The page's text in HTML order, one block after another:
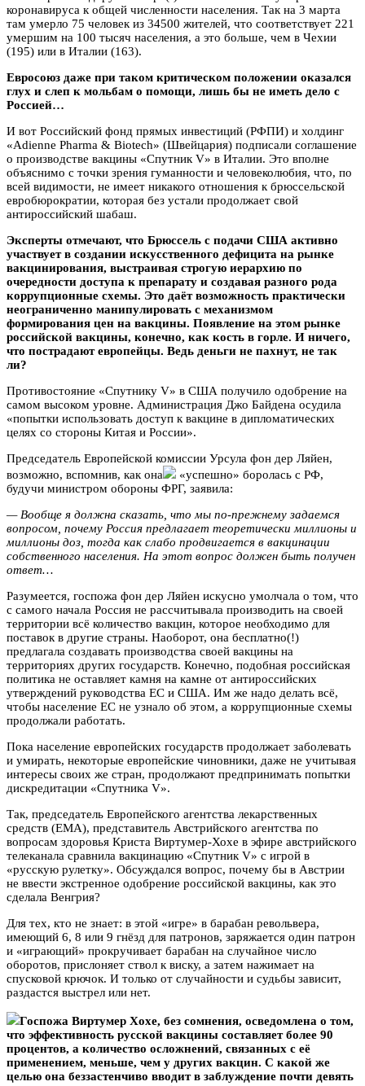
коронавируса к общей численности населения. Так на 3 марта
там умерло 75 человек из 34500 жителей, что соответствует 221
умершим на 100 тысяч населения, а это больше, чем в Чехии
(195) или в Италии (163).
Евросоюз даже при таком критическом положении оказался
глух и слеп к мольбам о помощи, лишь бы не иметь дело с
Россией…
И вот Российский фонд прямых инвестиций (РФПИ) и холдинг
«Adienne Pharma & Biotech» (Швейцария) подписали соглашение
о производстве вакцины «Спутник V» в Италии. Это вполне
объяснимо с точки зрения гуманности и человеколюбия, что, по
всей видимости, не имеет никакого отношения к брюссельской
евробюрократии, которая без устали продолжает свой
антироссийский шабаш.
Эксперты отмечают, что Брюссель с подачи США активно
участвует в создании искусственного дефицита на рынке
вакцинирования, выстраивая строгую иерархию по
очередности доступа к препарату и создавая разного рода
коррупционные схемы. Это даёт возможность практически
неограниченно манипулировать с механизмом
формирования цен на вакцины. Появление на этом рынке
российской вакцины, конечно, как кость в горле. И ничего,
что пострадают европейцы. Ведь деньги не пахнут, не так
ли?
Противостояние «Спутнику V» в США получило одобрение на
самом высоком уровне. Администрация Джо Байдена осудила
«попытки использовать доступ к вакцине в дипломатических
целях со стороны Китая и России».
Председатель Европейской комиссии Урсула фон дер Ляйен,
возможно, вспомнив, как она
«успешно» боролась с РФ,
будучи министром обороны ФРГ, заявила:
— Вообще я должна сказать, что мы по-прежнему задаемся
вопросом, почему Россия предлагает теоретически миллионы и
миллионы доз, тогда как слабо продвигается в вакцинации
собственного населения. На этот вопрос должен быть получен
ответ…
Разумеется, госпожа фон дер Ляйен искусно умолчала о том, что
с самого начала Россия не рассчитывала производить на своей
территории всё количество вакцин, которое необходимо для
поставок в другие страны. Наоборот, она бесплатно(!)
предлагала создавать производства своей вакцины на
территориях других государств. Конечно, подобная российская
политика не оставляет камня на камне от антироссийских
утверждений руководства ЕС и США. Им же надо делать всё,
чтобы население ЕС не узнало об этом, а коррупционные схемы
продолжали работать.
Пока население европейских государств продолжает заболевать
и умирать, некоторые европейские чиновники, даже не учитывая
интересы своих же стран, продолжают предпринимать попытки
дискредитации «Спутника V».
Так, председатель Европейского агентства лекарственных
средств (EMA), представитель Австрийского агентства по
вопросам здоровья Криста Виртумер-Хохе в эфире австрийского
телеканала сравнила вакцинацию «Спутник V» с игрой в
«русскую рулетку». Обсуждался вопрос, почему бы в Австрии
не ввести экстренное одобрение российской вакцины, как это
сделала Венгрия?
Для тех, кто не знает: в этой «игре» в барабан револьвера,
имеющий 6, 8 или 9 гнёзд для патронов, заряжается один патрон
и «играющий» прокручивает барабан на случайное число
оборотов, прислоняет ствол к виску, а затем нажимает на
спусковой крючок. И только от случайности и судьбы зависит,
раздастся выстрел или нет.
Госпожа Виртумер Хохе, без сомнения, осведомлена о том,
что эффективность русской вакцины составляет более 90
процентов, а количество осложнений, связанных с её
применением, меньше, чем у других вакцин. С какой же
целью она беззастенчиво вводит в заблуждение почти девять